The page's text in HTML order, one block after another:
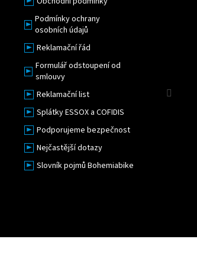
Podmínky ochrany
osobních údajů
Reklamační řád
Formulář odstoupení od
smlouvy
Reklamační list
Splátky ESSOX a COFIDIS
Podporujeme bezpečnost
Nejčastější dotazy
Slovník pojmů Bohemiabike